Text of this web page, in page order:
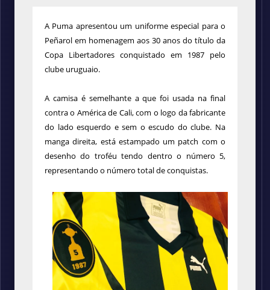
A Puma apresentou um uniforme especial para o
Peñarol em homenagem aos 30 anos do título da
Copa Libertadores conquistado em 1987 pelo
clube uruguaio.
A camisa é semelhante a que foi usada na final
contra o América de Cali, com o logo da fabricante
do lado esquerdo e sem o escudo do clube. Na
manga direita, está estampado um patch com o
desenho do troféu tendo dentro o número 5,
representando o número total de conquistas.